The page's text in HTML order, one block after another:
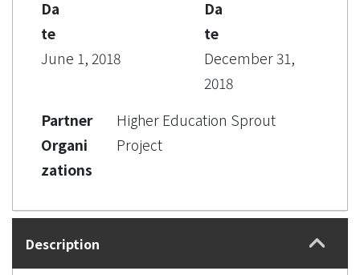
Da
te
June 1, 2018
Da
te
December 31,
2018
Partner
Organi
zations
Higher Education Sprout
Project
Description